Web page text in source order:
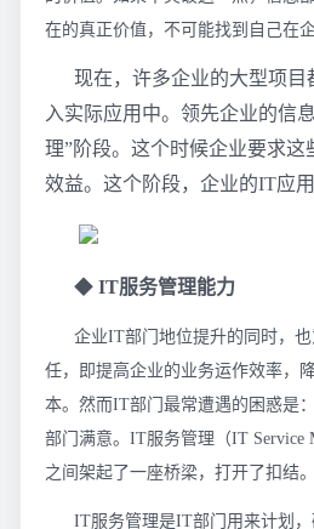
在的真正价值，不可能找到自己在
现在，许多企业的大型项目
入实际应用中。领先企业的信
理”阶段。这个时候企业要求这
效益。这个阶段，企业的IT应用
◆ IT服务管理能力
企业IT部门地位提升的同时，
任，即提高企业的业务运作效率，
本。然而IT部门最常遭遇的困惑是
部门满意。IT服务管理（IT Service
之间架起了一座桥梁，打开了扣结。
IT服务管理是IT部门用来计划